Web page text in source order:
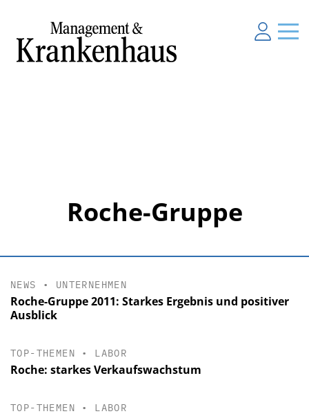
Roche-Gruppe
NEWS • UNTERNEHMEN
Roche-Gruppe 2011: Starkes Ergebnis und positiver
Ausblick
TOP-THEMEN • LABOR
Roche: starkes Verkaufswachstum
TOP-THEMEN • LABOR